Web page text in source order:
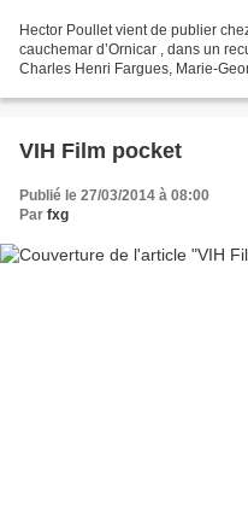
Hector Poullet vient de publier
cauchemar d’Ornicar , dans un
Charles Henri Fargues, Marie-
VIH Film pocket
Publié le 27/03/2014 à 08:00
Par fxg